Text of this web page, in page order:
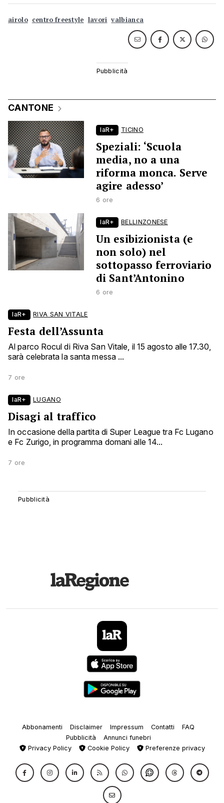
airolo centro freestyle lavori valbianca
CANTONE
laR+ TICINO
Speziali: ‘Scuola
media, no a una
riforma monca. Serve
agire adesso’
6 ore
laR+ BELLINZONESE
Un esibizionista (e
non solo) nel
sottopasso ferroviario
di Sant’Antonino
6 ore
laR+ RIVA SAN VITALE
Festa dell’Assunta
Al parco Rocul di Riva San Vitale, il 15 agosto alle 17.30,
sarà celebrata la santa messa ...
7 ore
laR+ LUGANO
Disagi al traffico
In occasione della partita di Super League tra Fc Lugano
e Fc Zurigo, in programma domani alle 14...
7 ore
Abbonamenti Disclaimer Impressum Contatti
FAQ
Pubblicità
Annunci funebri
Privacy Policy
Cookie Policy Preferenze privacy